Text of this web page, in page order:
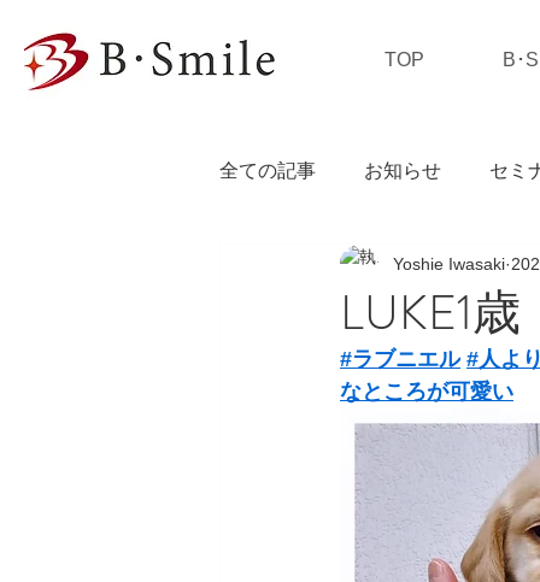
TOP B･
全ての記事 お知らせ セミ
私の独り言
LUKE1歳
Yoshie Iwasaki
#ラブニエル #人よ
なところが可愛い